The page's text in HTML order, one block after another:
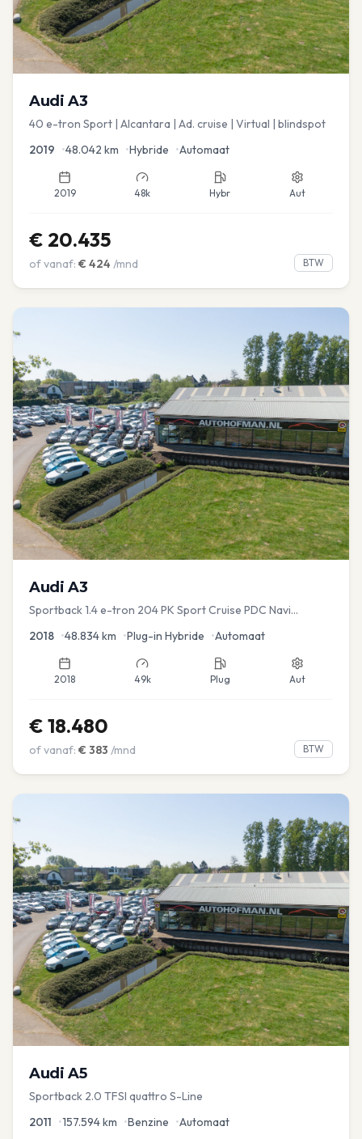
Audi A3
40 e-tron Sport | Alcantara | Ad. cruise | Virtual | blindspot
2019 •48.042 km •Hybride •Automaat
2019 48k Hybr Aut
€ 20.435
of vanaf: € 424 /mnd BTW
Audi A3
Sportback 1.4 e-tron 204 PK Sport Cruise PDC Navi
2018 •48.834km •Plug-in Hybride •Automaat
2018 49k Plug Aut
€ 18.480
of vanaf: € 383 /mnd BTW
Audi A5
Sportback 2.0 TFSI quattro S-Line
2011 •157.594km •Benzine •Automaat